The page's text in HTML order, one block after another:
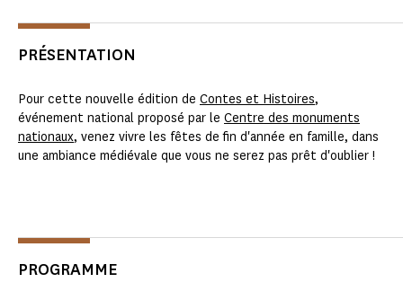
PRÉSENTATION
Pour cette nouvelle édition de Contes et Histoires,
événement national proposé par le Centre des monuments
nationaux, venez vivre les fêtes de fin d'année en famille, dans
une ambiance médiévale que vous ne serez pas prêt d'oublier !
PROGRAMME